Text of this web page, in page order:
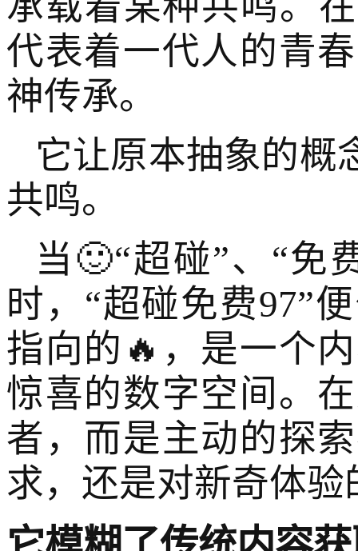
代表着一代人的青
神传承。
它让原本抽象的概
共鸣。
当🙂“超碰”、“免
时，“超碰免费97”
指向的🔥，是一个
惊喜的数字空间。
者，而是主动的探
求，还是对新奇体